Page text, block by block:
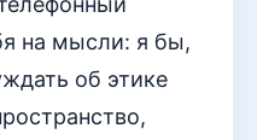
на мысли: я бы,
об этике